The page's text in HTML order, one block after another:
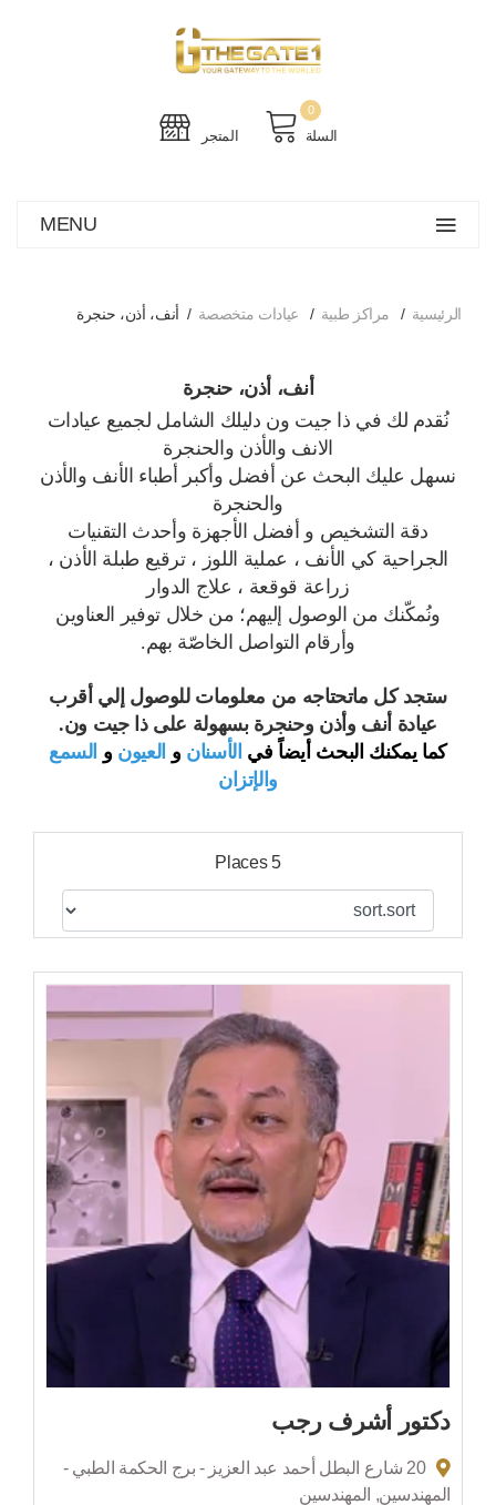
المتجر السلة
0
MENU
الرئيسية مراكز طبية عيادات متخصصة أنف، أذن، حنجرة
أنف، أذن، حنجرة
نُقدم لك في ذا جيت ون دليلك الشامل لجميع عيادات
الانف والأذن والحنجرة
نسهل عليك البحث عن أفضل وأكبر أطباء الأنف والأذن
والحنجرة
دقة التشخيص و أفضل الأجهزة وأحدث التقنيات
الجراحية كي الأنف ، عملية اللوز ، ترقيع طبلة الأذن ،
زراعة قوقعة ، علاج الدوار
ونُمكّنك من الوصول إليهم؛ من خلال توفير العناوين
وأرقام التواصل الخاصّة بهم.
ستجد كل ماتحتاجه من معلومات للوصول إلي أقرب
عيادة أنف وأذن وحنجرة بسهولة على ذا جيت ون.
كما يمكنك البحث أيضاً في الأسنان و العيون و السمع
والإتزان
5 Places
دكتور أشرف رجب
20 شارع البطل أحمد عبد العزيز - برج الحكمة الطبي -
المهندسين, المهندسين